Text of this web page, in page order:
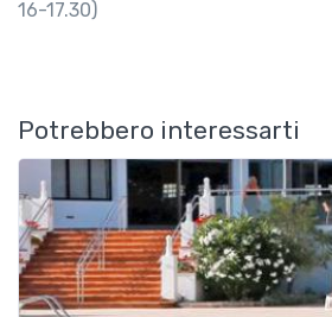
16-17.30)
Potrebbero interessarti